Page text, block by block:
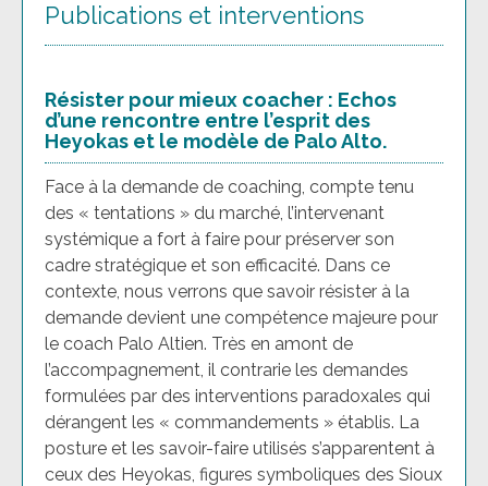
Publications et interventions
Résister pour mieux coacher : Echos
d’une rencontre entre l’esprit des
Heyokas et le modèle de Palo Alto.
Face à la demande de coaching, compte tenu
des « tentations » du marché, l’intervenant
systémique a fort à faire pour préserver son
cadre stratégique et son efficacité. Dans ce
contexte, nous verrons que savoir résister à la
demande devient une compétence majeure pour
le coach Palo Altien. Très en amont de
l’accompagnement, il contrarie les demandes
formulées par des interventions paradoxales qui
dérangent les « commandements » établis. La
posture et les savoir-faire utilisés s’apparentent à
ceux des Heyokas, figures symboliques des Sioux